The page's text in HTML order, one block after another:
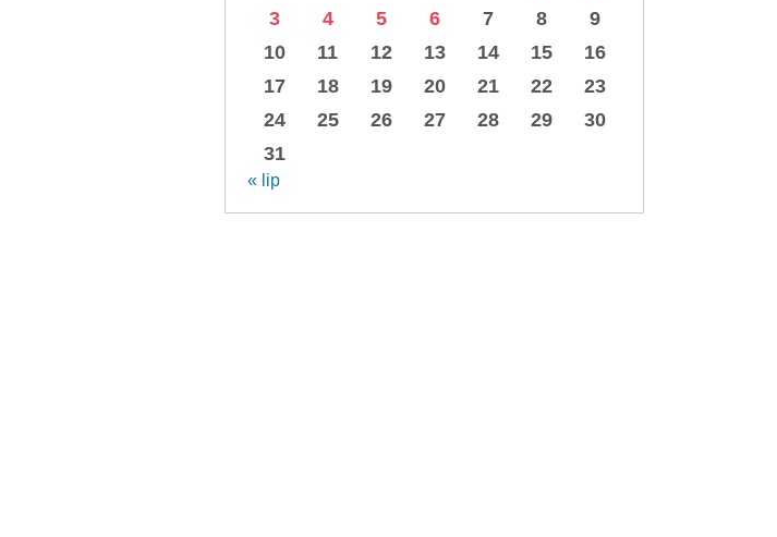
3
4 5 6 7 8
9
10
11 12 13 14 15
16
17
18 19 20 21 22
23
24
25 26 27 28 29
30
31
« lip